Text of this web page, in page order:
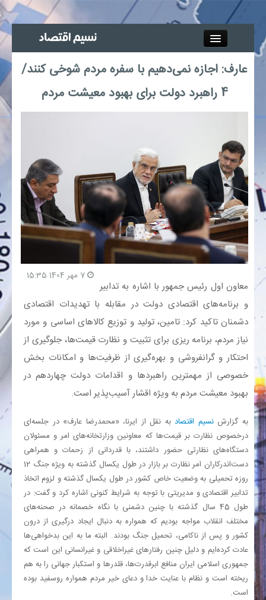
جذب خبرنگار
آگهی استخدام
چند رسانه‌ای
اجتماعی
صنعت معدن و تجارت
بیمه و بورس
بانک
انرژی
اقتصاد
عارف: اجازه نمی‌دهیم با سفره مردم شوخی کنند/
4 راهبرد دولت برای بهبود معیشت مردم
معاون اول رئیس جمهور با اشاره به تدابیر
و برنامه‌های اقتصادی دولت در مقابله با تهدیدات اقتصادی
دشمنان تاکید کرد: تامین،‌ تولید و توزیع کالاهای اساسی و مورد
نیاز مردم، برنامه ریزی برای تثبیت و نظارت قیمت‌ها،‌ جلوگیری از
احتکار و گرانفروشی و بهره‌گیری از ظرفیت‌ها و امکانات بخش
خصوصی از مهمترین راهبردها و اقدامات دولت چهاردهم در
بهبود معیشت مردم به ویژه اقشار آسیب‌پذیر است.
به گزارشنسیم اقتصادبه نقل از ایرنا، «محمدرضا عارف» در جلسه‌ای
درخصوص نظارت بر قیمت‌ها که معاونین وزارتخانه‌های امر و مسئولان
دستگاه‌های نظارتی حضور داشتند، با قدردانی از زحمات و همراهی
دست‌اندرکاران امر نظارت بر بازار در طول یکسال گذشته به ویژه جنگ 12
روزه تحمیلی به وضعیت خاص کشور در طول یکسال گذشته و لزوم اتخاذ
تدابیر اقتصادی و مدیریتی با توجه به شرایط کنونی اشاره کرد و گفت: در
طول 45 سال گذشته با چنین دشمنی با نگاه خصمانه در صحنه‌های
مختلف انقلاب مواجه بودیم که همواره به دنبال ایجاد درگیری از درون
کشور و پس از ناکامی، تحمیل جنگ بودند. البته ما به این بدخواهی‌ها
عادت کرده‌ایم و دلیل چنین رفتارهای غیراخلاقی و غیرانسانی این است که
جمهوری اسلامی ایران منافع ابرقدرت‌ها،‌ قلدرها و استکبار جهانی را به هم
ریخته است و نظام با عنایت خدا و دعای خیر مردم همواره روسفید بوده
است.